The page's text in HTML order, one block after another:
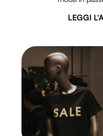
LEGGI